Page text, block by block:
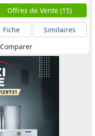
Offres de Vente (15)
Fiche
Similaires
Comparer